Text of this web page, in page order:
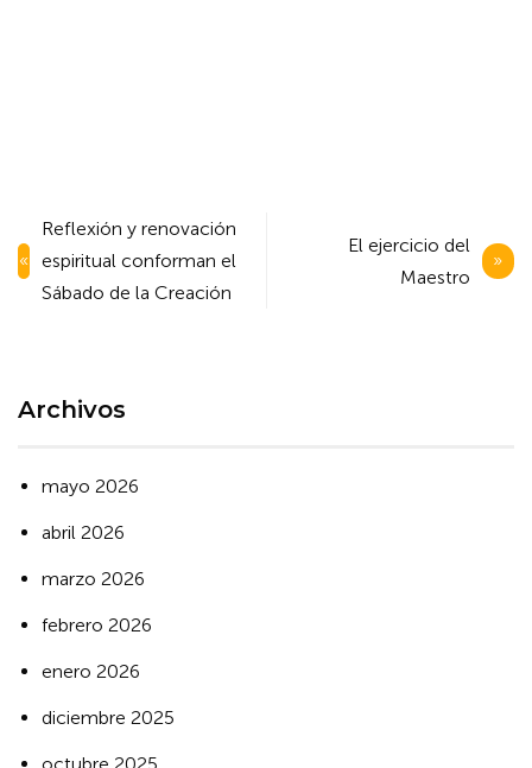
Navegación
de
entradas
Reflexión y renovación
espiritual conforman el
Sábado de la Creación
El ejercicio del
Maestro
Archivos
mayo 2026
abril 2026
marzo 2026
febrero 2026
enero 2026
diciembre 2025